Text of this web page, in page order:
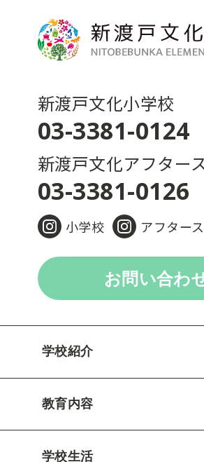
新渡戸文化小学校
03-3381-0124
新渡戸文化アフター
03-3381-0126
小学校 アフター
お問い合わ
学校紹介
教育内容
学校生活